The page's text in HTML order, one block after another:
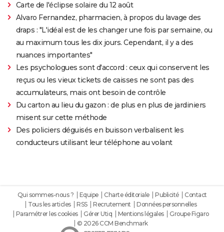
Carte de l'éclipse solaire du 12 août
Alvaro Fernandez, pharmacien, à propos du lavage des
draps : "L'idéal est de les changer une fois par semaine, ou
au maximum tous les dix jours. Cependant, il y a des
nuances importantes"
Les psychologues sont d'accord : ceux qui conservent les
reçus ou les vieux tickets de caisses ne sont pas des
accumulateurs, mais ont besoin de contrôle
Du carton au lieu du gazon : de plus en plus de jardiniers
misent sur cette méthode
Des policiers déguisés en buisson verbalisent les
conducteurs utilisant leur téléphone au volant
Qui sommes-nous ? Equipe Charte éditoriale Publicité
Contact
Tous les articles
RSS Recrutement
Données personnelles
Paramétrer les cookies
Gérer Utiq Mentions légales
Groupe Figaro
© 2026 CCM Benchmark